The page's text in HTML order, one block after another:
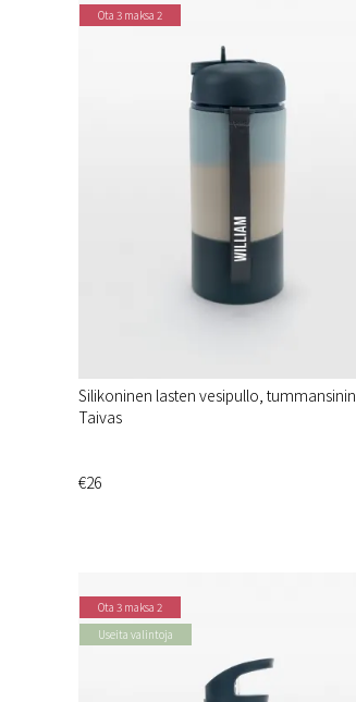
Ota 3 maksa 2
Silikoninen lasten vesipullo,
Taivas
€26
Ota 3 maksa 2
Useita valintoja